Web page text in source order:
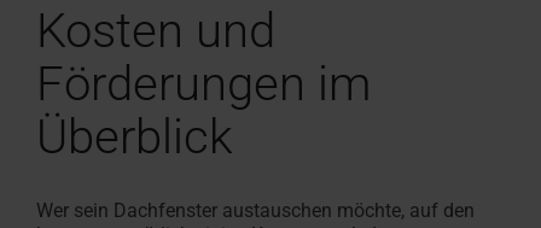
Kosten und
Förderungen im
Überblick
Wer sein Dachfenster austauschen möchte, auf den